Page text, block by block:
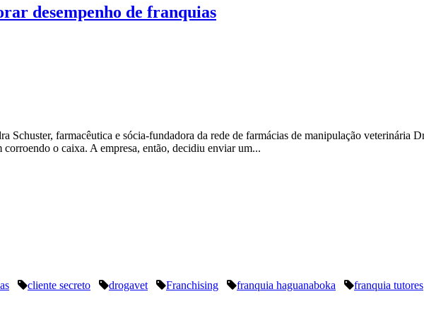
desempenho de franquias
Schuster, farmacêutica e sócia-fundadora da rede de farmácias de manipulação veterinária
corroendo o caixa. A empresa, então, decidiu enviar um...
cliente secreto drogavet Franchising franquia haguanaboka franquia tutores